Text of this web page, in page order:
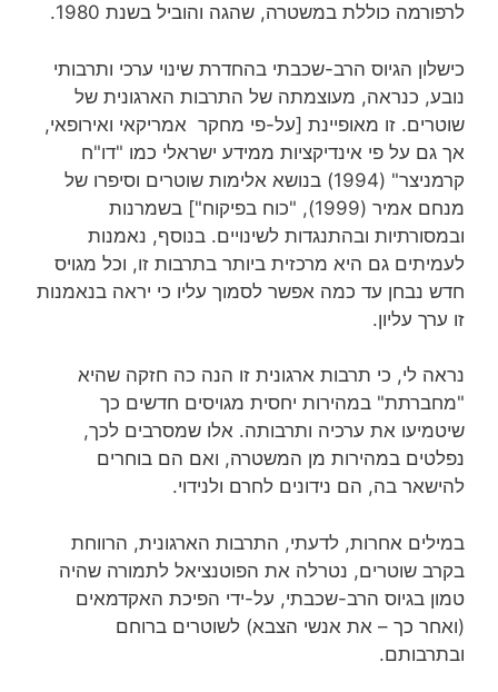
לרפורמה כוללת במשטרה, שהגה והוביל בשנת 1980.
כישלון הגיוס הרב-שכבתי בהחדרת שינוי ערכי ותרבותי
נובע, כנראה, מעוצמתה של התרבות הארגונית של
שוטרים. זו מאופיינת [על-פי מחקר אמריקאי ואירופאי,
אך גם על פי אינדיקציות ממידע ישראלי כמו "דו"ח
קרמניצר" (1994) בנושא אלימות שוטרים וסיפרו של
מנחם אמיר (1999), "כוח בפיקוח"] בשמרנות
ובמסורתיות ובהתנגדות לשינויים. בנוסף, נאמנות
לעמיתים גם היא מרכזית ביותר בתרבות זו, וכל מגויס
חדש נבחן עד כמה אפשר לסמוך עליו כי יראה בנאמנות
זו ערך עליון.
נראה לי, כי תרבות ארגונית זו הנה כה חזקה שהיא
"מחברתת" במהירות יחסית מגויסים חדשים כך
שיטמיעו את ערכיה ותרבותה. אלו שמסרבים לכך,
נפלטים במהירות מן המשטרה, ואם הם בוחרים
להישאר בה, הם נידונים לחרם ולנידוי.
במילים אחרות, לדעתי, התרבות הארגונית, הרווחת
בקרב שוטרים, נטרלה את הפוטנציאל לתמורה שהיה
טמון בגיוס הרב-שכבתי, על-ידי הפיכת האקדמאים
(ואחר כך – את אנשי הצבא) לשוטרים ברוחם
ובתרבותם.